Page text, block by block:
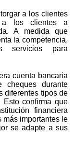
a los clientes
a los clientes a
A medida que
la competencia,
servicios para
cuenta bancaria
cheques durante
diferentes tipos de
Esto confirma que
financiera
más importantes le
se adapte a sus